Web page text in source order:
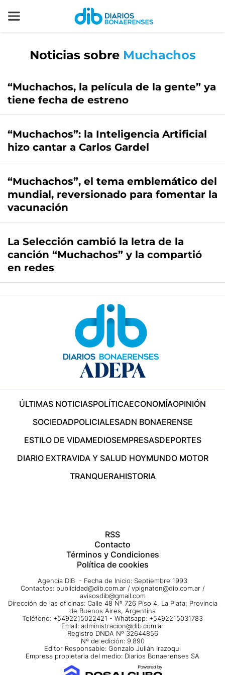
Noticias sobre Muchachos
“Muchachos, la película de la gente” ya
tiene fecha de estreno
“Muchachos”: la Inteligencia Artificial
hizo cantar a Carlos Gardel
“Muchachos”, el tema emblemático del
mundial, reversionado para fomentar la
vacunación
La Selección cambió la letra de la
canción “Muchachos” y la compartió
en redes
ÚLTIMAS NOTICIASPOLÍTICAECONOMÍAOPINIÓN
SOCIEDADPOLICIALESADN BONAERENSE
ESTILO DE VIDAMEDIOSEMPRESASDEPORTES
DIARIO EXTRAVIDA Y SALUD HOYMUNDO MOTOR
TRANQUERAHISTORIA
RSS
Contacto
Términos y Condiciones
Política de cookies
Agencia DIB - Fecha de Inicio: Septiembre 1993
Contactos: publicidad@dib.com.ar / vpignaton@dib.com.ar /
avisosdib@gmail.com
Dirección de las oficinas: Calle 48 Nº 726 Piso 4, La Plata; Provincia
de Buenos Aires, Argentina
Teléfono: +5492215022421 - Whatsapp: +5492215031783
Email: administracion@dib.com.ar
Registro DNDA Nº 32644856
Nº de edición: 9.890
Editor Responsable: Gonzalo Julián Irazoqui
Empresa propietaria del medio: Diarios Bonaerenses SA